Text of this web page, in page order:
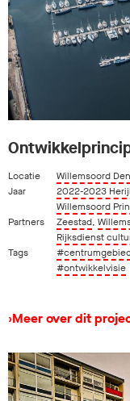
Locatie
Willemsoord
Jaar
2022-2023
Willemsoord
Partners
Zeestad,
Rijksdienst
Tags
#ontwikkelvisie
›Meer over dit